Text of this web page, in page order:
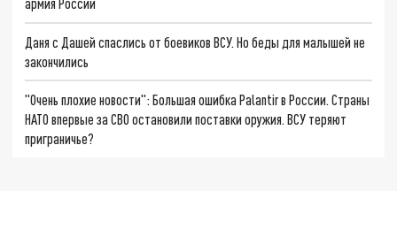
Даня с Дашей спаслись от боевиков ВСУ. Но беды для малышей не
закончились
"Очень плохие новости": Большая ошибка Palantir в России. Страны
НАТО впервые за СВО остановили поставки оружия. ВСУ теряют
приграничье?